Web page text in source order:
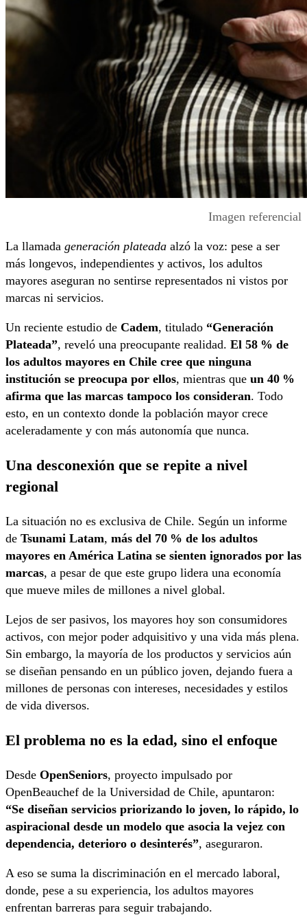
Imagen referencial
La llamada generación plateada alzó la voz: pese a ser
más longevos, independientes y activos, los adultos
mayores aseguran no sentirse representados ni vistos por
marcas ni servicios.
Un reciente estudio de Cadem, titulado “Generación
Plateada”, reveló una preocupante realidad. El 58 % de
los adultos mayores en Chile cree que ninguna
institución se preocupa por ellos, mientras que un 40 %
afirma que las marcas tampoco los consideran. Todo
esto, en un contexto donde la población mayor crece
aceleradamente y con más autonomía que nunca.
Una desconexión que se repite a nivel
regional
La situación no es exclusiva de Chile. Según un informe
de Tsunami Latam, más del 70 % de los adultos
mayores en América Latina se sienten ignorados por las
marcas, a pesar de que este grupo lidera una economía
que mueve miles de millones a nivel global.
Lejos de ser pasivos, los mayores hoy son consumidores
activos, con mejor poder adquisitivo y una vida más plena.
Sin embargo, la mayoría de los productos y servicios aún
se diseñan pensando en un público joven, dejando fuera a
millones de personas con intereses, necesidades y estilos
de vida diversos.
El problema no es la edad, sino el enfoque
Desde OpenSeniors, proyecto impulsado por
OpenBeauchef de la Universidad de Chile, apuntaron:
“Se diseñan servicios priorizando lo joven, lo rápido, lo
aspiracional desde un modelo que asocia la vejez con
dependencia, deterioro o desinterés”, aseguraron.
A eso se suma la discriminación en el mercado laboral,
donde, pese a su experiencia, los adultos mayores
enfrentan barreras para seguir trabajando.